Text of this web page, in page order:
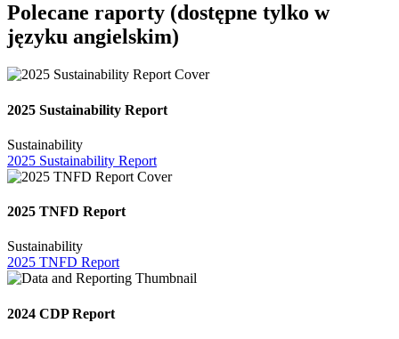
Polecane raporty (dostępne tylko w
języku angielskim)
2025 Sustainability Report
Sustainability
2025 Sustainability Report
2025 TNFD Report
Sustainability
2025 TNFD Report
2024 CDP Report